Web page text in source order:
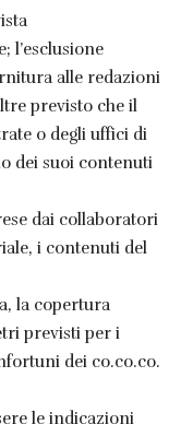
l’esclusione
alle redazioni
previsto che il
o degli uffici di
dei suoi contenuti
dai collaboratori
i contenuti del
la copertura
previsti per i
dei co.co.co.
le indicazioni